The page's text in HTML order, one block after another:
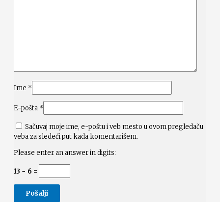
Ime *
E-pošta *
Sačuvaj moje ime, e-poštu i veb mesto u ovom pregledaču
veba za sledeći put kada komentarišem.
Please enter an answer in digits:
13 − 6 =